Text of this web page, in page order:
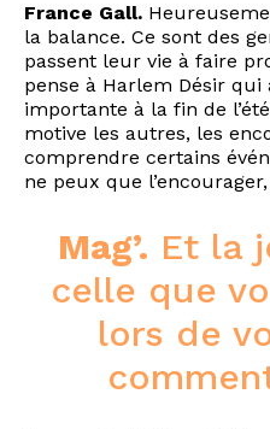
France Gall.
la balance. Ce sont des
passent leur vie à faire
pense à Harlem Désir
importante à la fin de
motive les autres, les
comprendre certains
ne peux que
Mag’. Et la
celle que
lors de